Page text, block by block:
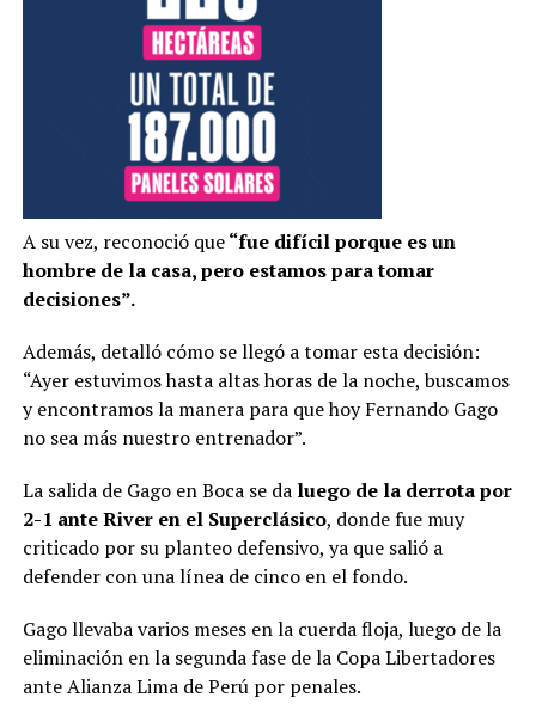
A su vez, reconoció que“fue difícil porque es un
hombre de la casa, pero estamos para tomar
decisiones”.
Además, detalló cómo se llegó a tomar esta decisión:
“Ayer estuvimos hasta altas horas de la noche, buscamos
y encontramos la manera para que hoy Fernando Gago
no sea más nuestro entrenador”.
La salida de Gago en Boca se da luego de la derrota por
2-1 ante River en el Superclásico, donde fue muy
criticado por su planteo defensivo, ya que salió a
defender con una línea de cinco en el fondo.
Gago llevaba varios meses en la cuerda floja, luego de la
eliminación en la segunda fase de la Copa Libertadores
ante Alianza Lima de Perú por penales.